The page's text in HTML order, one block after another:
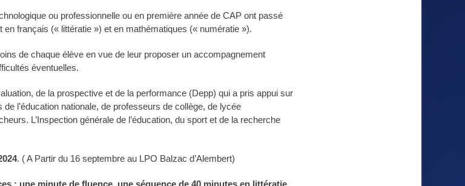
ou professionnelle ou en première année de CAP ont passé
en français (« littératie ») et en mathématiques (« numératie »).
de chaque élève en vue de leur proposer un accompagnement
éventuelles.
de la prospective et de la performance (Depp) qui a pris appui sur
l’éducation nationale, de professeurs de collège, de lycée
L’Inspection générale de l’éducation, du sport et de la recherche
. ( A Partir du 16 septembre au LPO Balzac d’Alembert)
: une minute de fluence, une séquence de 40 minutes en littératie